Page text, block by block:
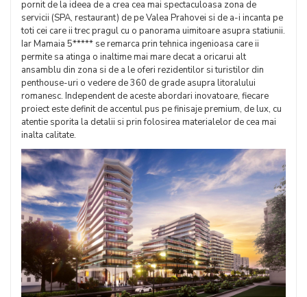
pornit de la ideea de a crea cea mai spectaculoasa zona de
servicii (SPA, restaurant) de pe Valea Prahovei si de a-i incanta pe
toti cei care ii trec pragul cu o panorama uimitoare asupra statiunii.
Iar Mamaia 5***** se remarca prin tehnica ingenioasa care ii
permite sa atinga o inaltime mai mare decat a oricarui alt
ansamblu din zona si de a le oferi rezidentilor si turistilor din
penthouse-uri o vedere de 360 de grade asupra litoralului
romanesc. Independent de aceste abordari inovatoare, fiecare
proiect este definit de accentul pus pe finisaje premium, de lux, cu
atentie sporita la detalii si prin folosirea materialelor de cea mai
inalta calitate.